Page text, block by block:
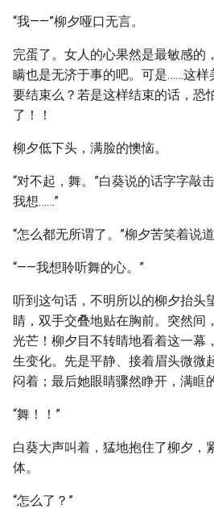
“我——”柳夕哑口无言。
完蛋了。女人的心果然是最敏感的
瞒也是无济于事的吧。可是……这样
要结束么？若是这样结束的话，恐
了！！
柳夕低下头，满脸的懊恼。
“对不起，舞。”白葵说的话字字敲
我想……”
“怎么都无所谓了。”柳夕苦笑着说道
“——我想聆听舞的心。”
听到这句话，不明所以的柳夕抬头
睛，双手交叠地贴在胸前。突然间
光芒！柳夕目不转睛地看着这一幕
生变化。先是平静、接着眉头微微
闷着；最后她眼睛骤然睁开，满眶
“舞！！”
白葵大声叫着，猛地抱住了柳夕，
体。
“怎么了？”